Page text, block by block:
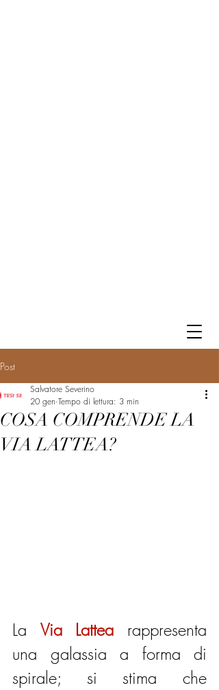
Post
COSA COMPRENDE LA
VIA LATTEA?
Salvatore Severino
20 gen Tempo di lettura: 3 min
La Via Lattea rappresenta
una galassia a forma di
spirale; si stima che